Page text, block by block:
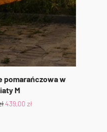
pomarańczowa w
M
439,00 zł